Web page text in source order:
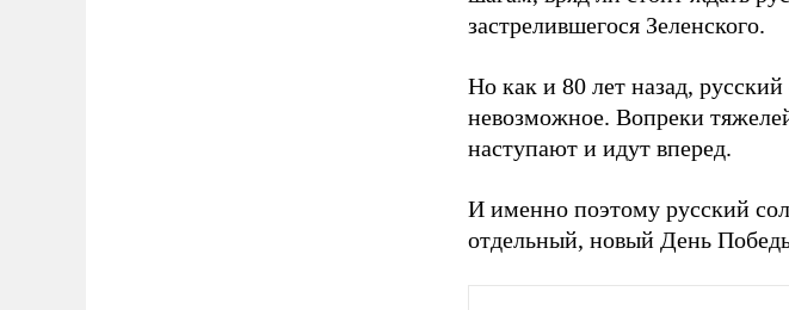
застрелившегося Зеленского.
Но как и 80 лет назад,
невозможное. Вопреки
наступают и идут вперед.
И именно поэтому русский
отдельный, новый День